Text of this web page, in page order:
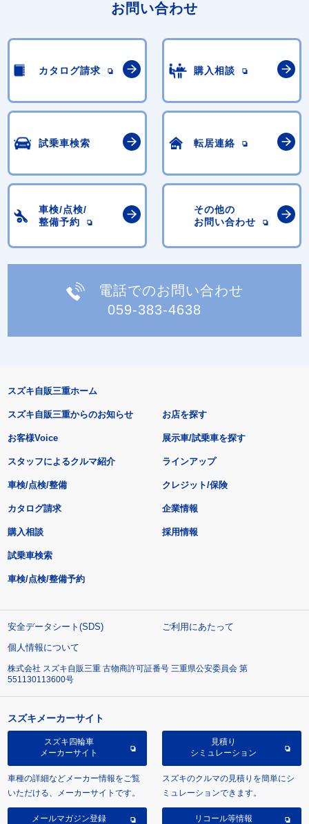
お問い合わせ
カタログ請求 購入相談
試乗車検索 転居連絡
車検/点検/
整備予約
その他の
お問い合わせ
電話でのお問い合わせ
059-383-4638
スズキ自販三重ホーム
スズキ自販三重からのお知らせ
お客様Voice
スタッフによるクルマ紹介
お店を探す
展示車/試乗車を探す
ラインアップ
車検/点検/整備 クレジット/保険
カタログ請求
購入相談
試乗車検索
車検/点検/整備予約
企業情報
採用情報
安全データシート(SDS)
ご利用にあたって
個人情報について
株式会社 スズキ自販三重 古物商許可証番号 三重県公安委員会 第
551130113600号
スズキメーカーサイト
スズキ四輪車
メーカーサイト
車種の詳細などメーカー情報をご覧
いただける、メーカーサイトです。
見積り
シミュレーション
スズキのクルマの見積りを簡単にシ
ミュレーションできます。
メールマガジン登録 リコール等情報